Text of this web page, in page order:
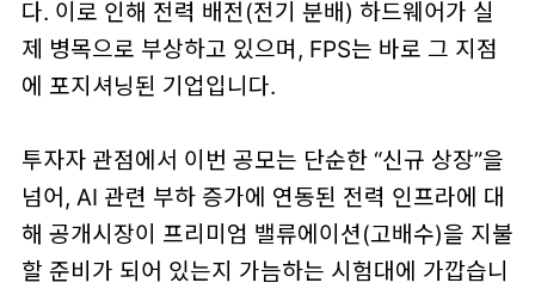
다. 이로 인해 전력 배전(전기 분배) 하드웨어가 실
제 병목으로 부상하고 있으며, FPS는 바로 그 지점
에 포지셔닝된 기업입니다.
투자자 관점에서 이번 공모는 단순한 “신규 상장”을
넘어, AI 관련 부하 증가에 연동된 전력 인프라에 대
해 공개시장이 프리미엄 밸류에이션(고배수)을 지불
할 준비가 되어 있는지 가늠하는 시험대에 가깝습니